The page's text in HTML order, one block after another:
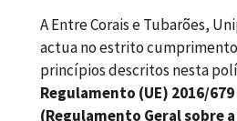
A Entre Corais e Tubarões,
actua no estrito
princípios descritos nesta
Regulamento (UE) 2016/679
(Regulamento Geral sobre